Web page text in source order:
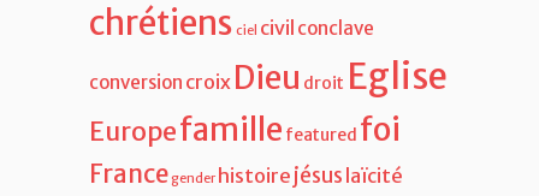
chrétiens ciel civil conclave
conversion croix Dieu droit Eglise
Europefamille featured foi
Francegender histoire jésus laïcité